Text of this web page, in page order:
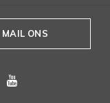
MAIL ONS